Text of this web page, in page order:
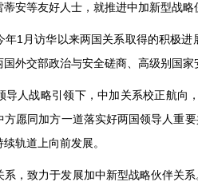
安等友好人士，就推进中加新型战
年1月访华以来两国关系取得的积极
外交部政治与安全磋商、高级别国
导人战略引领下，中加关系校正航
愿同加方一道落实好两国领导人重
轨道上向前发展。
系，致力于发展加中新型战略伙伴关